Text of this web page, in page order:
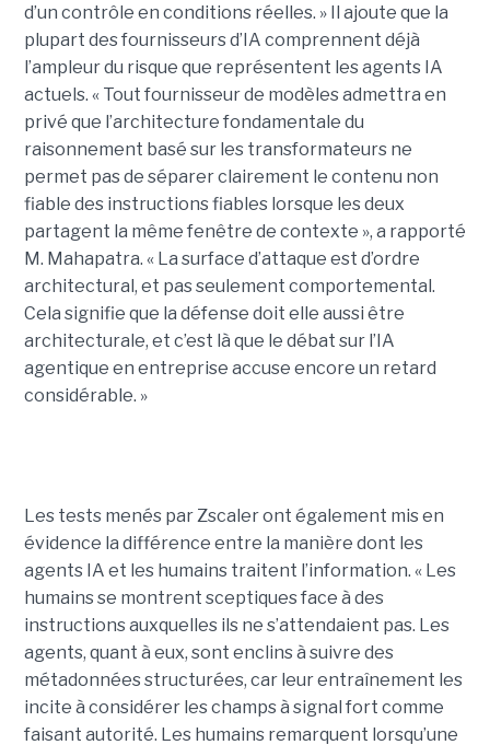
d’un contrôle en conditions réelles. » Il ajoute que la
plupart des fournisseurs d’IA comprennent déjà
l’ampleur du risque que représentent les agents IA
actuels. « Tout fournisseur de modèles admettra en
privé que l’architecture fondamentale du
raisonnement basé sur les transformateurs ne
permet pas de séparer clairement le contenu non
fiable des instructions fiables lorsque les deux
partagent la même fenêtre de contexte », a rapporté
M. Mahapatra. « La surface d’attaque est d’ordre
architectural, et pas seulement comportemental.
Cela signifie que la défense doit elle aussi être
architecturale, et c’est là que le débat sur l’IA
agentique en entreprise accuse encore un retard
considérable. »
Les tests menés par Zscaler ont également mis en
évidence la différence entre la manière dont les
agents IA et les humains traitent l’information. « Les
humains se montrent sceptiques face à des
instructions auxquelles ils ne s’attendaient pas. Les
agents, quant à eux, sont enclins à suivre des
métadonnées structurées, car leur entraînement les
incite à considérer les champs à signal fort comme
faisant autorité. Les humains remarquent lorsqu’une